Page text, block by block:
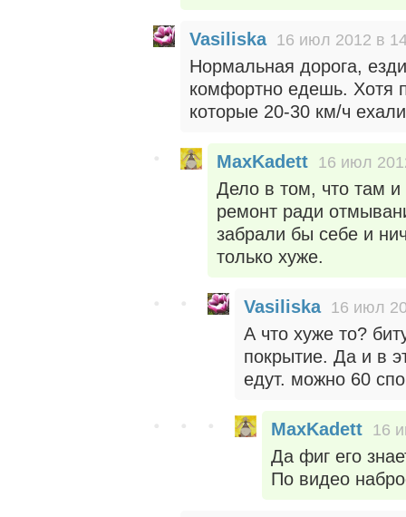
Vasiliska 16 июл 2012 в
Нормальная дорога,
комфортно едешь. Хотя
которые 20-30 км/ч
MaxKadett 16 июл
Дело в том, что там
ремонт ради
забрали бы себе и
только хуже.
Vasiliska 16 июл
А что хуже то?
покрытие. Да и в
едут. можно 60
MaxKadett 16
Да фиг его
По видео